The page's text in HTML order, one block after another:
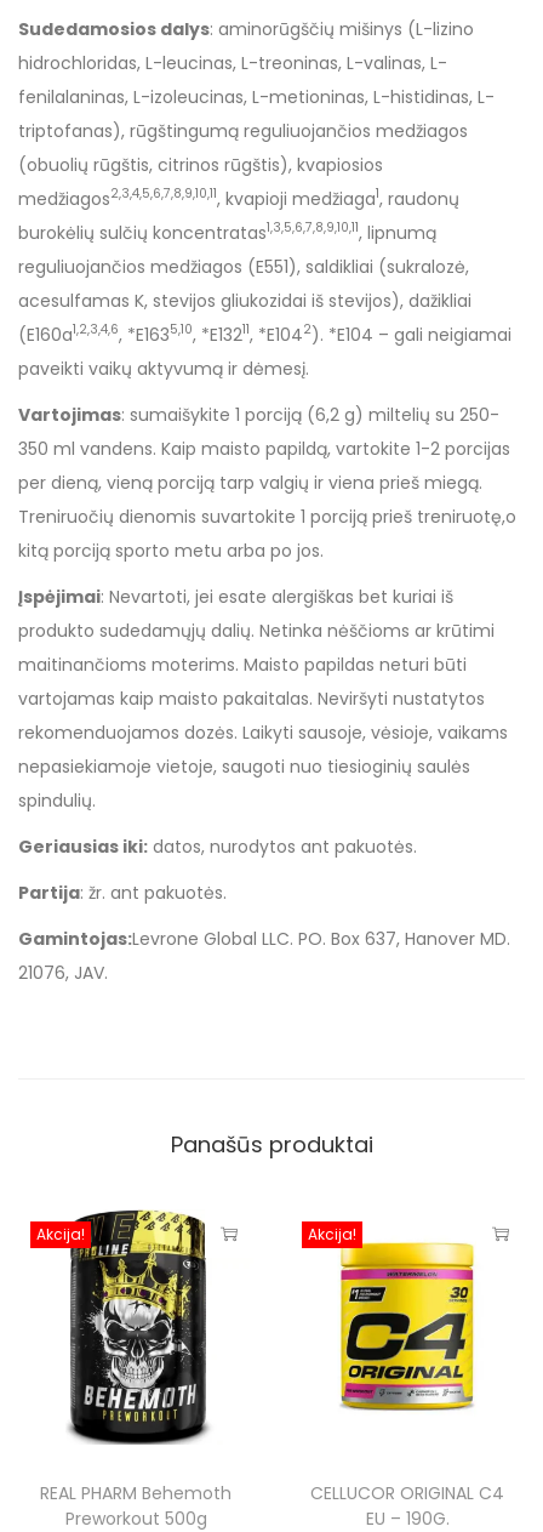
Sudedamosios dalys: aminorūgščių mišinys (L-lizino
hidrochloridas, L-leucinas, L-treoninas, L-valinas, L-
fenilalaninas, L-izoleucinas, L-metioninas, L-histidinas, L-
triptofanas), rūgštingumą reguliuojančios medžiagos
(obuolių rūgštis, citrinos rūgštis), kvapiosios
medžiagos2,3,4,5,6,7,8,9,10,11, kvapioji medžiaga1, raudonų
burokėlių sulčių koncentratas1,3,5,6,7,8,9,10,11, lipnumą
reguliuojančios medžiagos (E551), saldikliai (sukralozė,
acesulfamas K, stevijos gliukozidai iš stevijos), dažikliai
(E160a1,2,3,4,6, *E1635,10, *E13211, *E1042). *E104 – gali neigiamai
paveikti vaikų aktyvumą ir dėmesį.
Vartojimas: sumaišykite 1 porciją (6,2 g) miltelių su 250-
350 ml vandens. Kaip maisto papildą, vartokite 1-2 porcijas
per dieną, vieną porciją tarp valgių ir viena prieš miegą.
Treniruočių dienomis suvartokite 1 porciją prieš treniruotę,o
kitą porciją sporto metu arba po jos.
Įspėjimai: Nevartoti, jei esate alergiškas bet kuriai iš
produkto sudedamųjų dalių. Netinka nėščioms ar krūtimi
maitinančioms moterims. Maisto papildas neturi būti
vartojamas kaip maisto pakaitalas. Neviršyti nustatytos
rekomenduojamos dozės. Laikyti sausoje, vėsioje, vaikams
nepasiekiamoje vietoje, saugoti nuo tiesioginių saulės
spindulių.
Geriausias iki: datos, nurodytos ant pakuotės.
Partija: žr. ant pakuotės.
Gamintojas:Levrone Global LLC. PO. Box 637, Hanover MD.
21076, JAV.
Panašūs produktai
Akcija!
REAL PHARM Behemoth
Preworkout 500g
Akcija!
CELLUCOR ORIGINAL C4
EU – 190G.